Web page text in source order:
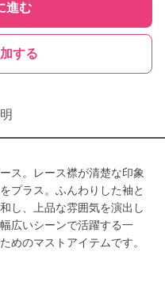
進む
する
ス。レース襟が清楚な印象
プラス。ふんわりした袖と
し、上品な雰囲気を演出し
広いシーンで活躍する一
めのマストアイテムです。